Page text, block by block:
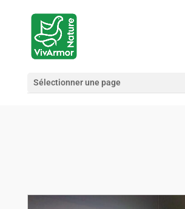
Sélectionner une page